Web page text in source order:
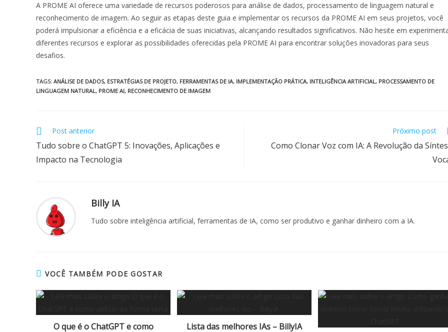
A PROME AI oferece uma variedade de recursos poderosos para análise de dados, processamento de linguagem natural e
reconhecimento de imagem. Ao seguir as etapas deste guia e implementar os recursos da PROME AI em seus projetos, você
poderá impulsionar a eficiência e a eficácia de suas iniciativas, alcançando resultados significativos. Não hesite em
diferentes recursos e explorar as possibilidades oferecidas pela PROME AI para encontrar soluções inovadoras para seus
desafios.
TAGS: ANÁLISE DE DADOS, ESTRATÉGIAS DE PROJETO, FERRAMENTAS DE IA, IMPLEMENTAÇÃO PRÁTICA, INTELIGÊNCIA ARTIFICIAL, PROCESSAMENTO DE
LINGUAGEM NATURAL, PROME AI, RECONHECIMENTO DE IMAGEM
Post anterior
Tudo sobre o ChatGPT 5: Inovações, Aplicações e
Impacto na Tecnologia
Próximo post
Como Clonar Voz com IA: A Revolução da
Billy IA
Tudo sobre inteligência artificial, ferramentas de IA, como ser produtivo e ganhar dinheiro com a IA.
VOCÊ TAMBÉM PODE GOSTAR
O que é o ChatGPT e como Lista das melhores IAs – BillyIA